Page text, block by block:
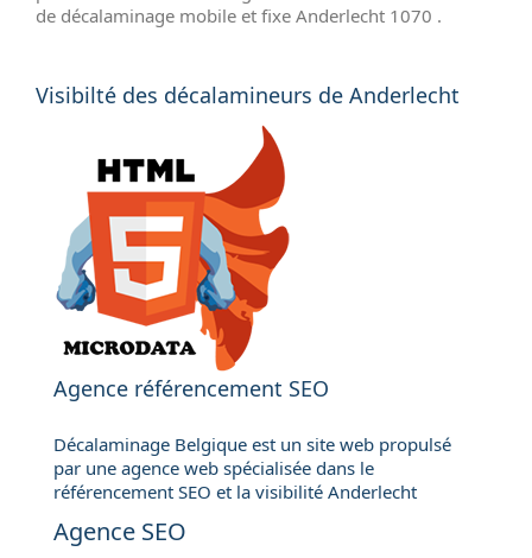
de décalaminage mobile et fixe Anderlecht 1070 .
Visibilté des décalamineurs de Anderlecht
Agence référencement SEO
Décalaminage Belgique est un site web propulsé
par une agence web spécialisée dans le
référencement SEO et la visibilité Anderlecht
Agence SEO